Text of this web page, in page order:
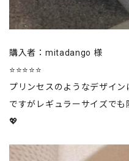
購入者：mitadango 様
⭐⭐⭐⭐⭐
プリンセスのようなデザイ
ですがレギュラーサイズで
💖